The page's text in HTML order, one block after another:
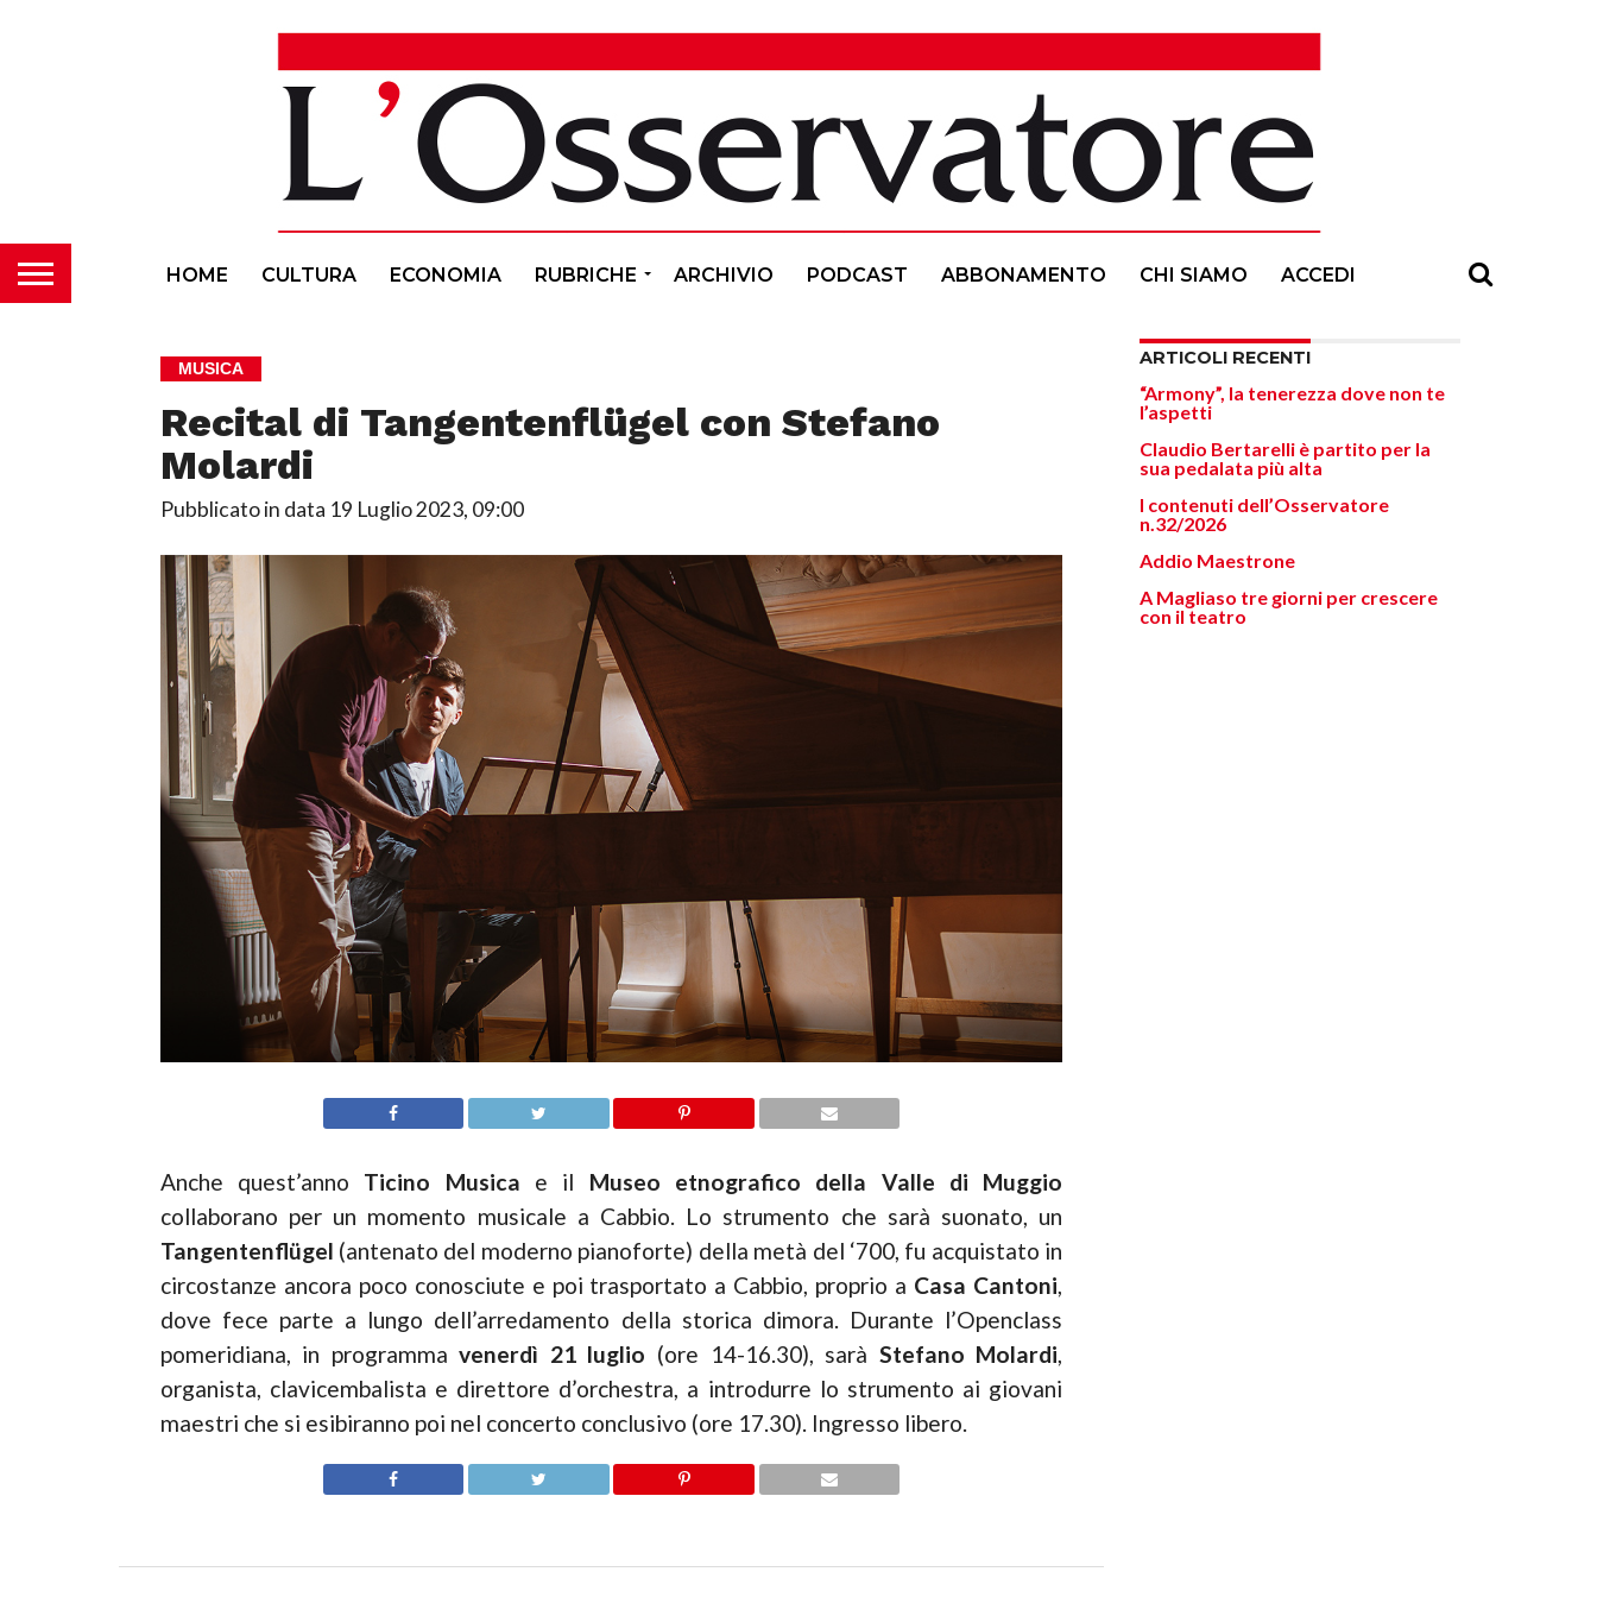
HOME CULTURA ECONOMIA RUBRICHE ARCHIVIO PODCAST ABBONAMENTO CHI SIAMO ACCEDI
MUSICA
Recital di Tangentenflügel con Stefano
Molardi
Pubblicato in data 19 Luglio 2023, 09:00
Anche quest’anno Ticino Musica e il Museo etnografico della Valle di Muggio
collaborano per un momento musicale a Cabbio. Lo strumento che sarà suonato, un
Tangentenflügel (antenato del moderno pianoforte) della metà del ‘700, fu acquistato in
circostanze ancora poco conosciute e poi trasportato a Cabbio, proprio a Casa Cantoni,
dove fece parte a lungo dell’arredamento della storica dimora. Durante l’Openclass
pomeridiana, in programmavenerdì 21 luglio (ore 14-16.30), sarà Stefano Molardi,
organista, clavicembalista e direttore d’orchestra, a introdurre lo strumento ai giovani
maestri che si esibiranno poi nel concerto conclusivo (ore 17.30). Ingresso libero.
ARTICOLI RECENTI
“Armony”, la tenerezza dove non te
l’aspetti
Claudio Bertarelli è partito per la
sua pedalata più alta
I contenuti dell’Osservatore
n.32/2026
Addio Maestrone
A Magliaso tre giorni per crescere
con il teatro